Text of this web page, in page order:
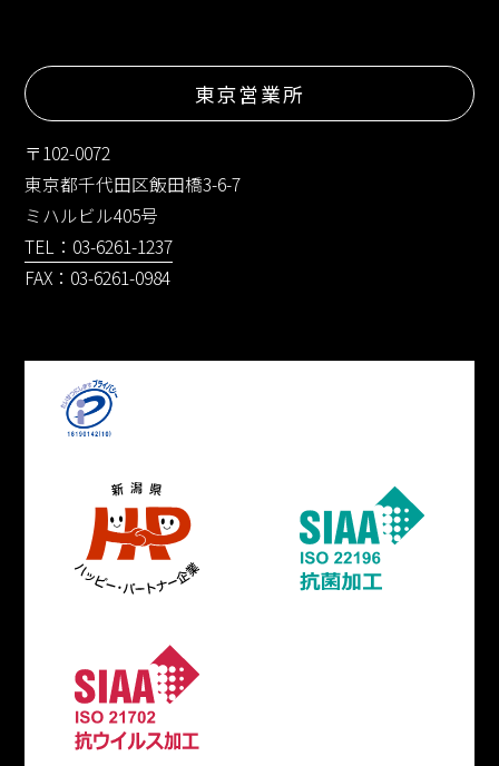
東京営業所
〒102-0072
東京都千代田区飯田橋3-6-7
ミハルビル405号
TEL：03-6261-1237
FAX：03-6261-0984